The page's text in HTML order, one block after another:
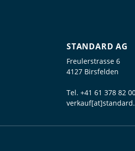
STANDARD AG
Freulerstrasse 6
4127 Birsfelden
Tel. +41 61 378 82